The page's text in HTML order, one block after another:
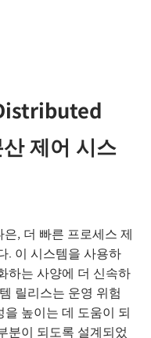
제어 시스
, 더 빠른 프로세스 제
. 이 시스템을 사용하
하는 사양에 더 신속하
릴리스는 운영 위험
높이는 데 도움이 되
분이 되도록 설계되었